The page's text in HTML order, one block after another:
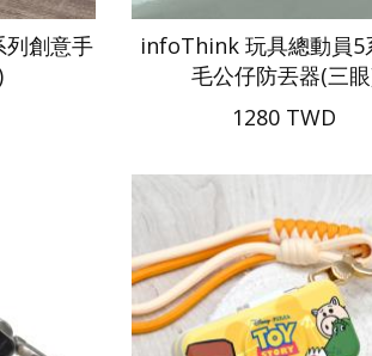
創意手
infoThink 玩具總動員5
毛公仔防丟器(三
1280 TWD